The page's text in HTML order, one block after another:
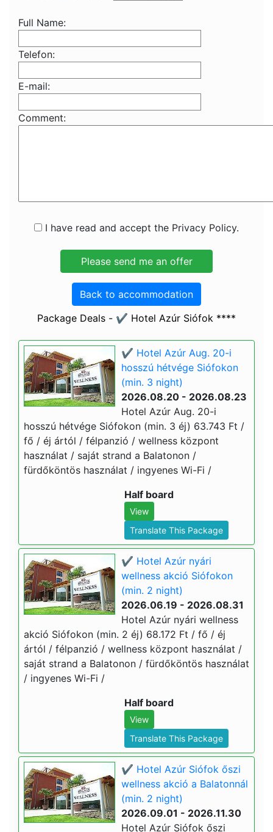
Full Name:
Telefon:
E-mail:
Comment:
I have read and accept the Privacy Policy.
Back to accommodation
Package Deals - ✔️ Hotel Azúr Siófok ****
✔️ Hotel Azúr Aug. 20-i
hosszú hétvége Siófokon
(min. 3 night)
2026.08.20 - 2026.08.23
Hotel Azúr Aug. 20-i
hosszú hétvége Siófokon (min. 3 éj) 63.743 Ft /
fő / éj ártól / félpanzió / wellness központ
használat / saját strand a Balatonon /
fürdőköntös használat / ingyenes Wi-Fi /
Half board
View
Translate This Package
✔️ Hotel Azúr nyári
wellness akció Siófokon
(min. 2 night)
2026.06.19 - 2026.08.31
Hotel Azúr nyári wellness
akció Siófokon (min. 2 éj) 68.172 Ft / fő / éj
ártól / félpanzió / wellness központ használat /
saját strand a Balatonon / fürdőköntös használat
/ ingyenes Wi-Fi /
Half board
View
Translate This Package
✔️ Hotel Azúr Siófok őszi
wellness akció a Balatonnál
(min. 2 night)
2026.09.01 - 2026.11.30
Hotel Azúr Siófok őszi